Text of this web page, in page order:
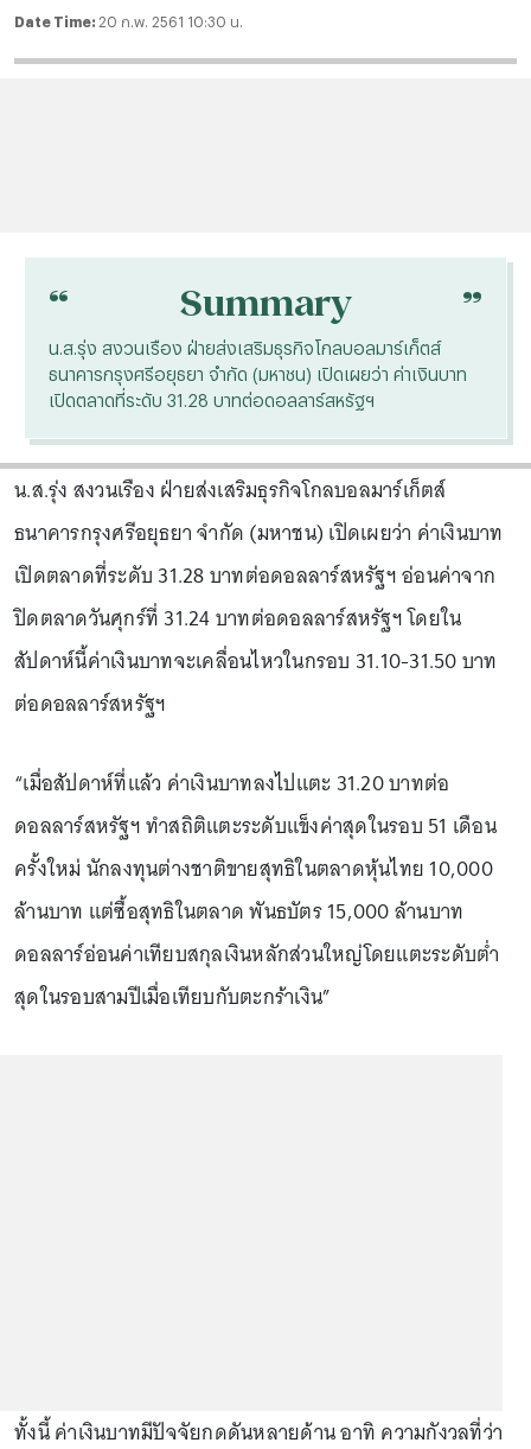
Date Time: 20 ก.พ. 2561 10:30 น.
“ Summary “
น.ส.รุ่ง สงวนเรือง ฝ่ายส่งเสริมธุรกิจโกลบอลมาร์เก็ตส์
ธนาคารกรุงศรีอยุธยา จำกัด (มหาชน) เปิดเผยว่า ค่าเงินบาท
เปิดตลาดที่ระดับ 31.28 บาทต่อดอลลาร์สหรัฐฯ
น.ส.รุ่ง สงวนเรือง ฝ่ายส่งเสริมธุรกิจโกลบอลมาร์เก็ตส์
ธนาคารกรุงศรีอยุธยา จำกัด (มหาชน) เปิดเผยว่า ค่าเงินบาท
เปิดตลาดที่ระดับ 31.28 บาทต่อดอลลาร์สหรัฐฯ อ่อนค่าจาก
ปิดตลาดวันศุกร์ที่ 31.24 บาทต่อดอลลาร์สหรัฐฯ โดยใน
สัปดาห์นี้ค่าเงินบาทจะเคลื่อนไหวในกรอบ 31.10-31.50 บาท
ต่อดอลลาร์สหรัฐฯ
“เมื่อสัปดาห์ที่แล้ว ค่าเงินบาทลงไปแตะ 31.20 บาทต่อ
ดอลลาร์สหรัฐฯ ทำสถิติแตะระดับแข็งค่าสุดในรอบ 51 เดือน
ครั้งใหม่ นักลงทุนต่างชาติขายสุทธิในตลาดหุ้นไทย 10,000
ล้านบาท แต่ซื้อสุทธิในตลาด พันธบัตร 15,000 ล้านบาท
ดอลลาร์อ่อนค่าเทียบสกุลเงินหลักส่วนใหญ่โดยแตะระดับต่ำ
สุดในรอบสามปีเมื่อเทียบกับตะกร้าเงิน”
ทั้งนี้ ค่าเงินบาทมีปัจจัยกดดันหลายด้าน อาทิ ความกังวลที่ว่า